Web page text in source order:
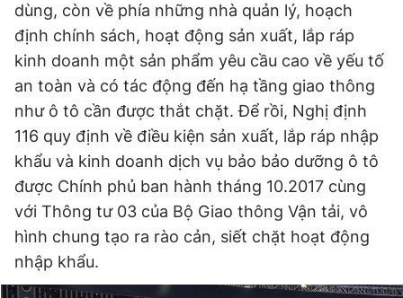
dùng, còn về phía những nhà quản lý, hoạch
định chính sách, hoạt động sản xuất, lắp ráp
kinh doanh một sản phẩm yêu cầu cao về yếu tố
an toàn và có tác động đến hạ tầng giao thông
như ô tô cần được thắt chặt. Để rồi, Nghị định
116 quy định về điều kiện sản xuất, lắp ráp nhập
khẩu và kinh doanh dịch vụ bảo bảo dưỡng ô tô
được Chính phủ ban hành tháng 10.2017 cùng
với Thông tư 03 của Bộ Giao thông Vận tải, vô
hình chung tạo ra rào cản, siết chặt hoạt động
nhập khẩu.